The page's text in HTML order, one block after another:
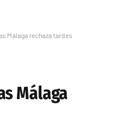
Málaga rechaza tardes
Málaga